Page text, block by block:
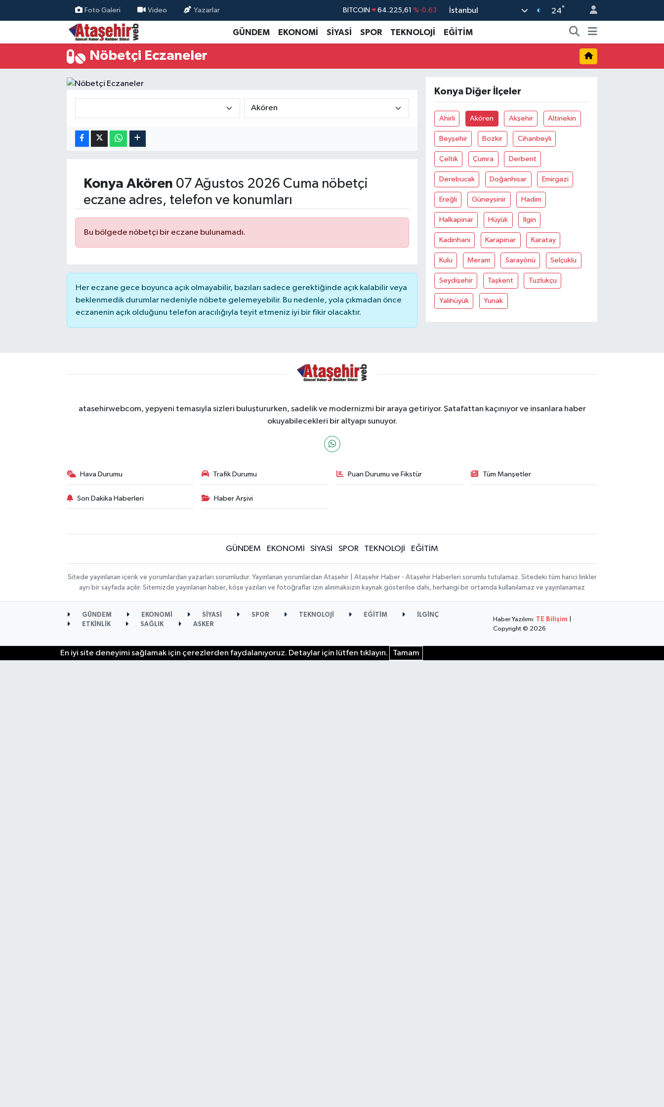
Foto Galeri Video Yazarlar BITCOIN 64.225,61 %-0.63
DOLAR 47,6704 %0
EURO 55,0406 %-0.08
BİST100 13.799
İstanbul 24°
GÜNDEM EKONOMİ SİYASİ SPOR TEKNOLOJİ EĞİTİM
Nöbetçi Eczaneler
Konya Akören 07 Ağustos 2026 Cuma nöbetçi
eczane adres, telefon ve konumları
Bu bölgede nöbetçi bir eczane bulunamadı.
Her eczane gece boyunca açık olmayabilir, bazıları sadece gerektiğinde açık kalabilir veya
beklenmedik durumlar nedeniyle nöbete gelemeyebilir. Bu nedenle, yola çıkmadan önce
eczanenin açık olduğunu telefon aracılığıyla teyit etmeniz iyi bir fikir olacaktır.
Konya Diğer İlçeler
Ahirli Akören Akşehir Altinekin
Beyşehir Bozkir Cihanbeyli
Çeltik Çumra Derbent
Derebucak Doğanhisar Emirgazi
Ereğli Güneysinir Hadim
Halkapinar Hüyük İlgin
Kadinhani Karapinar Karatay
Kulu Meram Sarayönü Selçuklu
Seydişehir Taşkent Tuzlukçu
Yalihüyük Yunak
atasehirwebcom, yepyeni temasıyla sizleri buluştururken, sadelik ve modernizmi bir araya getiriyor. Şatafattan kaçınıyor ve insanlara haber
okuyabilecekleri bir altyapı sunuyor.
Hava Durumu Trafik Durumu Puan Durumu ve Fikstür Tüm Manşetler
Son Dakika Haberleri Haber Arşivi
GÜNDEM EKONOMİ SİYASİ SPOR TEKNOLOJİ EĞİTİM
Sitede yayınlanan içerik ve yorumlardan yazarları sorumludur. Yayınlanan yorumlardan Ataşehir | Ataşehir Haber - Ataşehir Haberleri sorumlu tutulamaz. Sitedeki tüm harici linkler
ayrı bir sayfada açılır. Sitemizde yayınlanan haber, köşe yazıları ve fotoğraflar izin alınmaksızın kaynak gösterilse dahi, herhangi bir ortamda kullanılamaz ve yayınlanamaz
GÜNDEM EKONOMİ SİYASİ SPOR TEKNOLOJİ EĞİTİM
İLGİNÇ
ETKİNLİK
SAĞLIK ASKER
Haber Yazılımı: TE Bilişim
Copyright © 2026
En iyi site deneyimi sağlamak için çerezlerden faydalanıyoruz. Detaylar için lütfen tıklayın. Tamam
Hava Durumu
Trafik Durumu
Süper Lig Puan Durumu ve Fikstür
Son Dakika Haberleri